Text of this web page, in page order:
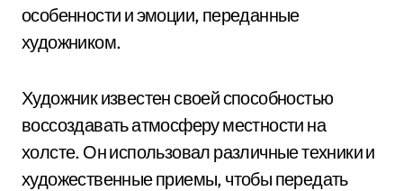
особенности и эмоции, переданные
художником.
Художник известен своей способностью
воссоздавать атмосферу местности на
холсте. Он использовал различные техники и
художественные приемы, чтобы передать